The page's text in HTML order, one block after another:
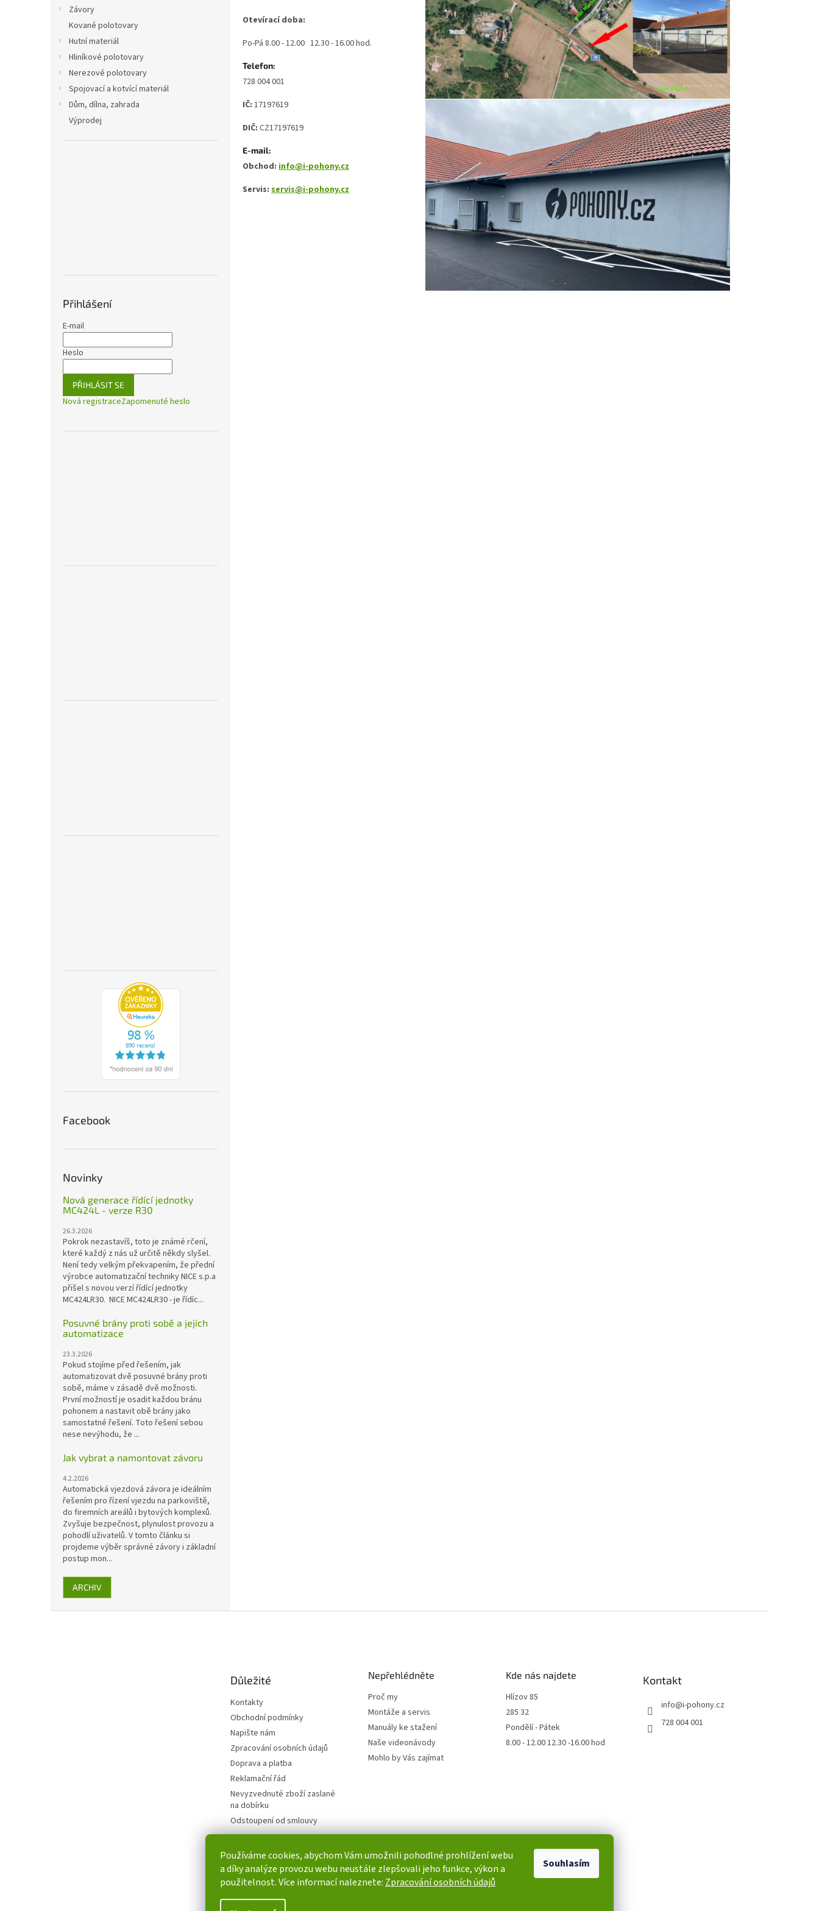
Používáme cookies, abychom Vám umožnili pohodlné prohlížení webu
a díky analýze provozu webu neustále zlepšovali jeho funkce, výkon a
použitelnost. Více informací naleznete: Zpracování osobních údajů
Souhlasím
Závory
Kované polotovary
Hutní materiál
Hliníkové polotovary
Nerezové polotovary
Spojovací a kotvící materiál
Dům, dílna, zahrada
Výprodej
Přihlášení
E-mail
Heslo
PŘIHLÁSIT SE
Nová registraceZapomenuté heslo
Facebook
Novinky
Nová generace řídící jednotky
MC424L - verze R30
26.3.2026
Pokrok nezastavíš, toto je známé rčení,
které každý z nás už určitě někdy slyšel.
Není tedy velkým překvapením, že přední
výrobce automatizační techniky NICE s.p.a
přišel s novou verzí řídící jednotky
MC424LR30. NICE MC424LR30 - je řídíc...
Posuvné brány proti sobě a jejich
automatizace
23.3.2026
Pokud stojíme před řešením, jak
automatizovat dvě posuvné brány proti
sobě, máme v zásadě dvě možnosti.
První možností je osadit každou bránu
pohonem a nastavit obě brány jako
samostatné řešení. Toto řešení sebou
nese nevýhodu, že ...
Jak vybrat a namontovat závoru
4.2.2026
Automatická vjezdová závora je ideálním
řešením pro řízení vjezdu na parkoviště,
do firemních areálů i bytových komplexů.
Zvyšuje bezpečnost, plynulost provozu a
pohodlí uživatelů. V tomto článku si
projdeme výběr správné závory i základní
postup mon...
ARCHIV
Otevírací doba:
Po-Pá 8.00 - 12.00 12.30 - 16.00 hod.
Telefon:
728 004 001
IČ: 17197619
DIČ: CZ17197619
E-mail:
Obchod: info@i-pohony.cz
Servis: servis@i-pohony.cz
Důležité
Kontakty
Obchodní podmínky
Napište nám
Zpracování osobních údajů
Doprava a platba
Reklamační řád
Nevyzvednuté zboží zaslané
na dobírku
Odstoupení od smlouvy
Nepřehlédněte
Proč my
Montáže a servis
Manuály ke stažení
Naše videonávody
Mohlo by Vás zajímat
Kde nás najdete
Hlízov 85
285 32
Pondělí - Pátek
8.00 - 12.00 12.30 -16.00 hod
Kontakt
info@i-pohony.cz
728 004 001